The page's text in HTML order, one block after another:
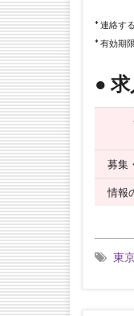
* 連絡す
* 有効期
●
募集
情報
東